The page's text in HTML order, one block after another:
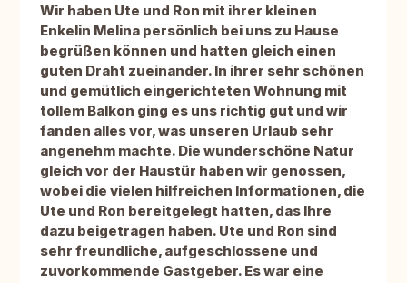
Wir haben Ute und Ron mit ihrer kleinen
Enkelin Melina persönlich bei uns zu Hause
begrüßen können und hatten gleich einen
guten Draht zueinander. In ihrer sehr schönen
und gemütlich eingerichteten Wohnung mit
tollem Balkon ging es uns richtig gut und wir
fanden alles vor, was unseren Urlaub sehr
angenehm machte. Die wunderschöne Natur
gleich vor der Haustür haben wir genossen,
wobei die vielen hilfreichen Informationen, die
Ute und Ron bereitgelegt hatten, das Ihre
dazu beigetragen haben. Ute und Ron sind
sehr freundliche, aufgeschlossene und
zuvorkommende Gastgeber. Es war eine